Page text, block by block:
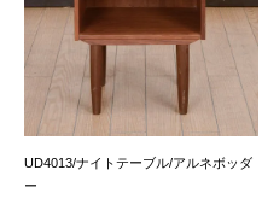
UD4013/ナイトテーブル/アルネボッダ
ー